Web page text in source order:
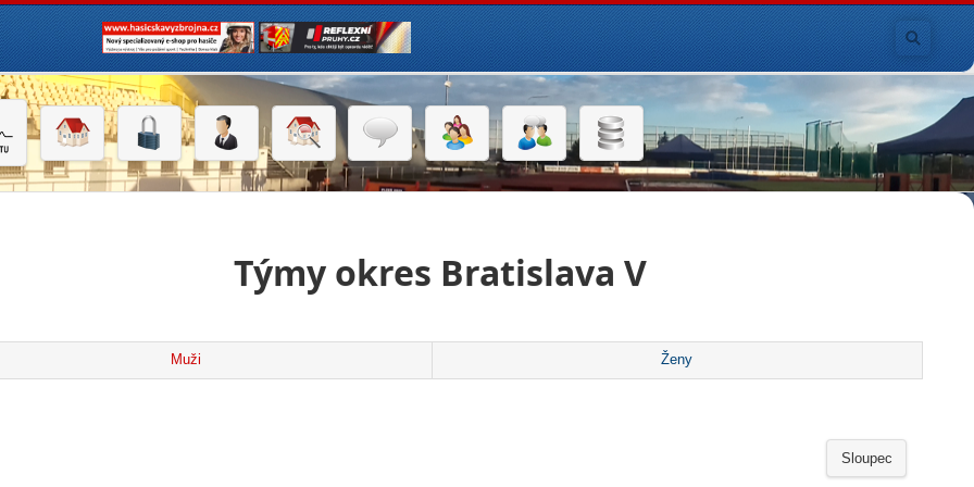
Týmy okres Bratislava V
Muži Ženy
Sloupec